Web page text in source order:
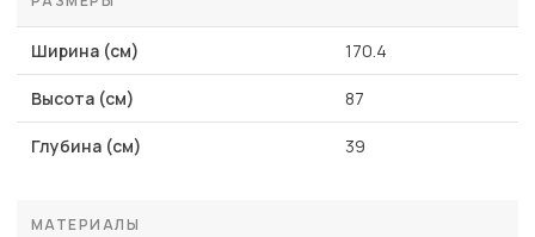
Ширина (см) 170.4
Высота (см) 87
Глубина (см) 39
МАТЕРИАЛЫ